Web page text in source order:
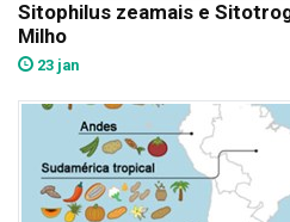
Sitophilus zeamais e
Milho
23 jan